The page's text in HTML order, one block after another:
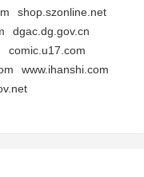
shop.szonline.net
dgac.dg.gov.cn
comic.u17.com
www.ihanshi.com